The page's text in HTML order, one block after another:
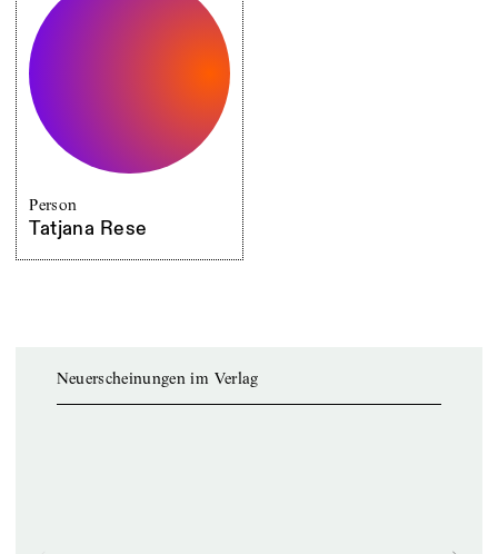
Person
Tatjana Rese
Neuerscheinungen im Verlag